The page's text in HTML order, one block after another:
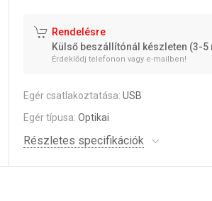
Rendelésre
Külső beszállítónál készleten (3-5
Érdeklődj telefonon vagy e-mailben!
Egér csatlakoztatása:USB
Egér típusa:Optikai
Részletes specifikációk